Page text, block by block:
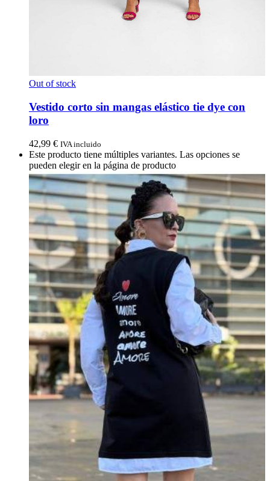
Out of stock
Vestido corto sin mangas elástico tie dye con
loro
42,99 € IVA incluido
Este producto tiene múltiples variantes. Las opciones se
pueden elegir en la página de producto